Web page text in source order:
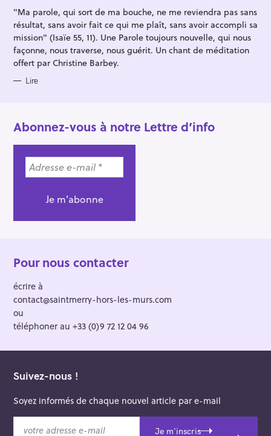
E
"Ma parole, qui sort de ma bouche, ne me reviendra pas sans
résultat, sans avoir fait ce qui me plaît, sans avoir accompli sa
mission" (Isaïe 55, 11). Une Parole toujours nouvelle, qui nous
façonne, nous traverse, nous guérit. Un chant de méditation
offert par Christine Barbey.
Lire
Abonnez-vous à notre Lettre d’info
Pour nous contacter
écrire à
contact@saintmerry-hors-les-murs.com
ou
téléphoner au +33 (0)9 72 12 04 96
Suivez-nous !
Soyez informés de chaque nouvel article par e-mail
Je m'inscris